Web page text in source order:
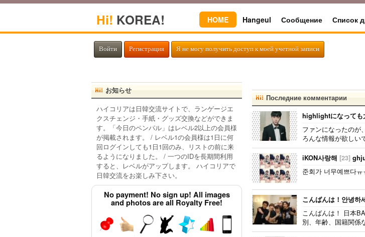
Hi! KOREA! HOME Hangeul Сообщение Список
Войти Регистрация Я не могу получить доступ к моей учетной записи
お知らせ
ハイコリアは日韓交流サイトで、ランゲージエ
クスチェンジ・手紙・グッズ交換などができま
す。「今日のペンパル」はレベル2以上の会員様
が掲載されます。 / レベル1の会員様は1日に何
回ログインしても1日1回のみ、リストの前に来
るようになりました。 / 一つのIDを長期間利用
すると、レベルがアップします。 ハイコリアで
日韓交流をお楽しみ下さい。
Последние комментарии
highlightになっても
ファンになったのが
ろんな情報が欲しい
なっても好きな気持
ん。 メンバー全員が
番大好きなのはジュ
らのことたくさん知
iKON사랑해 [23]
준회가 너무예쁘다ㅠ
こんばんは！안녕하
こんばんは！ 日本
別、年齢、国籍関係
くしたいです！！
No payment! No sign up! All images
and photos are all Royalty Free!